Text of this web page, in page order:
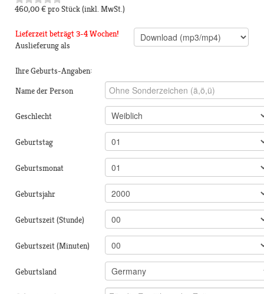
460,00 €pro Stück(inkl. MwSt.)
Lieferzeit beträgt 3-4 Wochen!
Auslieferung als
Ihre Geburts-Angaben:
Name der Person
Geschlecht
Geburtstag
Geburtsmonat
Geburtsjahr
Geburtszeit (Stunde)
Geburtszeit (Minuten)
Geburtsland